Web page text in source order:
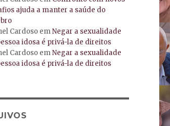
ajuda a manter a saúde do
Cardoso emNegar a sexualidade
idosa é privá-la de direitos
Cardoso emNegar a sexualidade
idosa é privá-la de direitos